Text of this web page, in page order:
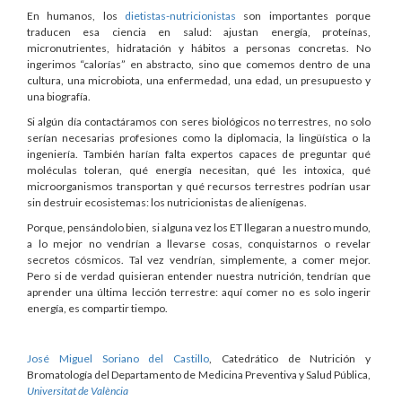
En humanos, los dietistas-nutricionistas son importantes porque
traducen esa ciencia en salud: ajustan energía, proteínas,
micronutrientes, hidratación y hábitos a personas concretas. No
ingerimos “calorías” en abstracto, sino que comemos dentro de una
cultura, una microbiota, una enfermedad, una edad, un presupuesto y
una biografía.
Si algún día contactáramos con seres biológicos no terrestres, no solo
serían necesarias profesiones como la diplomacia, la lingüística o la
ingeniería. También harían falta expertos capaces de preguntar qué
moléculas toleran, qué energía necesitan, qué les intoxica, qué
microorganismos transportan y qué recursos terrestres podrían usar
sin destruir ecosistemas: los nutricionistas de alienígenas.
Porque, pensándolo bien, si alguna vez los ET llegaran a nuestro mundo,
a lo mejor no vendrían a llevarse cosas, conquistarnos o revelar
secretos cósmicos. Tal vez vendrían, simplemente, a comer mejor.
Pero si de verdad quisieran entender nuestra nutrición, tendrían que
aprender una última lección terrestre: aquí comer no es solo ingerir
energía, es compartir tiempo.
José Miguel Soriano del Castillo , Catedrático de Nutrición y
Bromatología del Departamento de Medicina Preventiva y Salud Pública,
Universitat de València